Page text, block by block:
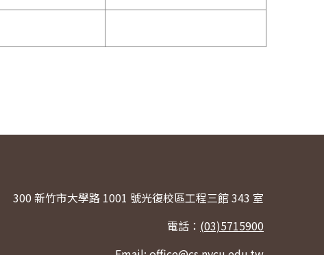
300 新竹市大學路 1001 號光復校區工程三館 343 室
電話： (03)5715900